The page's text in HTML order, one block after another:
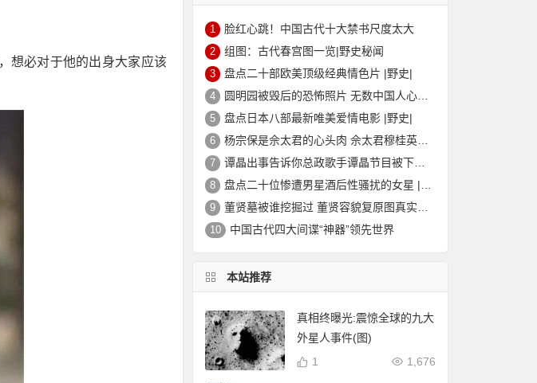
想必对于他的出身大家应该
1 脸红心跳！中国古代十大禁书尺度太大
2 组图：古代春宫图一览|野史秘闻
3 盘点二十部欧美顶级经典情色片 |野史|
4 圆明园被毁后的恐怖照片 无数中国人心中的痛
5 盘点日本八部最新唯美爱情电影 |野史|
6 杨宗保是佘太君的心头肉 佘太君穆桂英的故事|野史秘闻
7 谭晶出事告诉你总政歌手谭晶节目被下架的真相
8 盘点二十位惨遭男星酒后性骚扰的女星 |野史|
9 董贤墓被谁挖掘过 董贤容貌复原图真实外貌|野史秘闻
10 中国古代四大间谍“神器”领先世界
本站推荐
真相终曝光:震惊全球的九大
外星人事件(图)
1,676
1